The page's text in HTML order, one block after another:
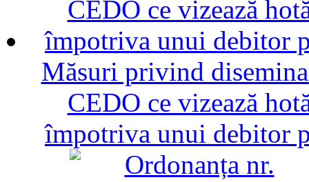
Măsuri privind
CEDO ce vizează
împotriva unui debitor